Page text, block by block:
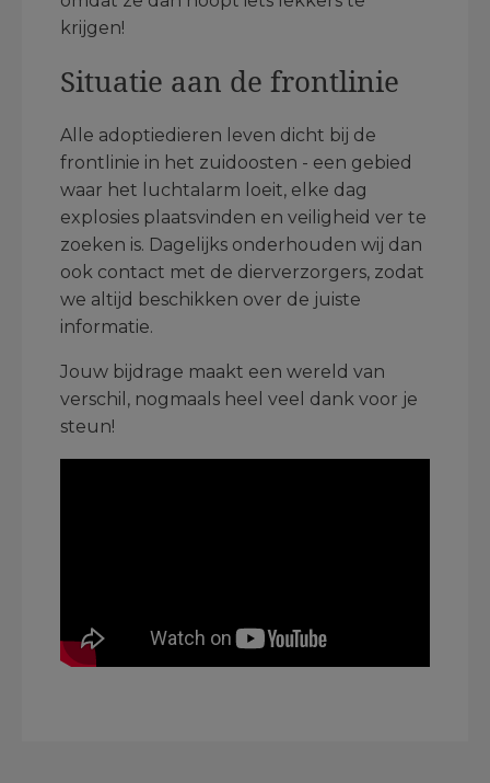
krijgen!
Situatie aan de frontlinie
Alle adoptiedieren leven dicht bij de
frontlinie in het zuidoosten - een gebied
waar het luchtalarm loeit, elke dag
explosies plaatsvinden en veiligheid ver te
zoeken is. Dagelijks onderhouden wij dan
ook contact met de dierverzorgers, zodat
we altijd beschikken over de juiste
informatie.
Jouw bijdrage maakt een wereld van
verschil, nogmaals heel veel dank voor je
steun!